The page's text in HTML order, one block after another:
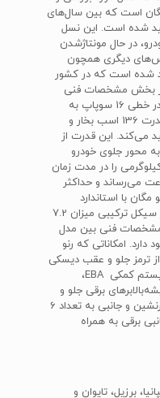
است که بین سال‌های
تولید شده است. این نسل
در حال مونتاژشدن
دیگری همچون
شده است که در کشور
بخش مشخصات فنی
مگان سدان 2.0 از یک موتور 4 سیلندر خطی 16 سوپاپ به
حجم 2 لیتر بهره می‌برد که حداکثر قدرت 136 اسب بخار و
را تولید می‌کند. این قدرت از
اتوماتیک 4دنده به محور جلوی خودرو
می‌شود و این خودروی 1350 کیلوگرمی را در مدت زمان
در ساعت می‌رساند و حداکثر
مگان با استاندارد
آلایندگی یورو5 در هر 100 کیلومتر در سیکل ترکیبی میزان 7.2
فنی بین مدل
دارد. امکاناتی که رنو
از ترمز جلو و عقب دیسکی
به همراه سیستم ضدقفل ABS و سیستم کمکی EBA،
برقی جلو و
عقب، کیسه هوای ایمنی راننده و سرنشین و جانبی به تعداد 6
برقی به همراه
برزیل، تایوان و